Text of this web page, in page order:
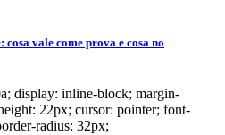
vale come prova e cosa no
display: inline-block; margin-
22px; cursor: pointer; font-
radius: 32px;